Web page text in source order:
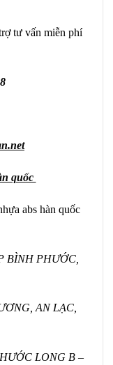
tư vấn miễn phí
quốc
abs hàn quốc
BÌNH PHƯỚC,
AN LẠC,
LONG B –